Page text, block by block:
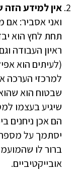
אין למידע
ואני אסביר:
תחת לחץ הוא
ראיון העבודה
(לעיתים הוא
למרכזי הערכה
שבטוח הוא
שיגיע בעצמו
הם אכן ניחנים
יסתמך על
ברור לו
אובייקטיביים.